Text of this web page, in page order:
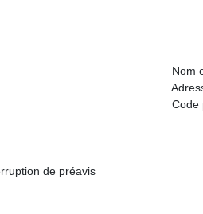
prénom du
postal,
de préavis